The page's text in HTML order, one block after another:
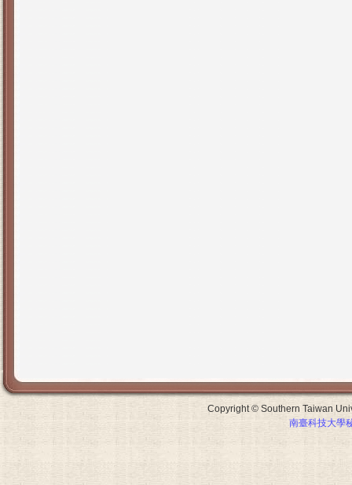
Copyright © Southern Taiwan
南臺科技大學